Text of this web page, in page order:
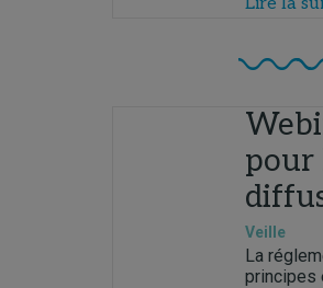
pour
Veille
La
principes